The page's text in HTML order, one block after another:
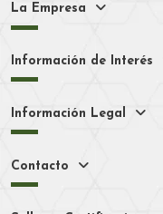
La Empresa
Información de Interés
Información Legal
Contacto